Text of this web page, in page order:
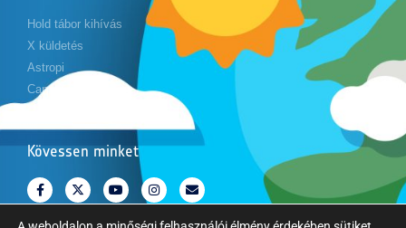
Hold tábor kihívás
X küldetés
Astropi
Cansat
Kövessen minket